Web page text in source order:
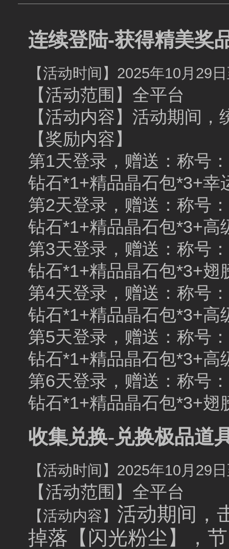
连续登陆-获得精美奖
【活动时间】2025年10月29
【活动范围】全平台
【活动内容】活动期间
【奖励内容】
第1天登录，赠送：称号
钻石*1+精品晶石包*3+幸
第2天登录，赠送：称号
钻石*1+精品晶石包*3+高
第3天登录，赠送：称号
钻石*1+精品晶石包*3+翅
第4天登录，赠送：称号
钻石*1+精品晶石包*3+高
第5天登录，赠送：称号
钻石*1+精品晶石包*3+高
第6天登录，赠送：称号
钻石*1+精品晶石包*3+翅
收集兑换-兑换极品道
【活动时间】2025年10月29
【活动范围】全平台
【活动内容】 活动期间，
掉落【闪光粉尘】，